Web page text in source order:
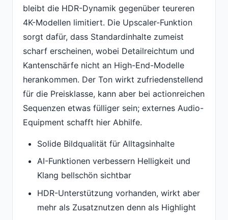
bleibt die HDR-Dynamik gegenüber teureren
4K-Modellen limitiert. Die Upscaler-Funktion
sorgt dafür, dass Standardinhalte zumeist
scharf erscheinen, wobei Detailreichtum und
Kantenschärfe nicht an High-End-Modelle
herankommen. Der Ton wirkt zufriedenstellend
für die Preisklasse, kann aber bei actionreichen
Sequenzen etwas fülliger sein; externes Audio-
Equipment schafft hier Abhilfe.
Solide Bildqualität für Alltagsinhalte
AI-Funktionen verbessern Helligkeit und
Klang bellschön sichtbar
HDR-Unterstützung vorhanden, wirkt aber
mehr als Zusatznutzen denn als Highlight